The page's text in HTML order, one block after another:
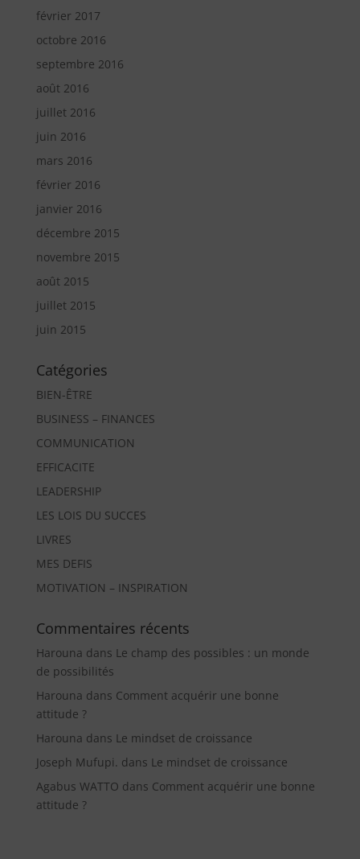
février 2017
octobre 2016
septembre 2016
août 2016
juillet 2016
juin 2016
mars 2016
février 2016
janvier 2016
décembre 2015
novembre 2015
août 2015
juillet 2015
juin 2015
Catégories
BIEN-ÊTRE
BUSINESS – FINANCES
COMMUNICATION
EFFICACITE
LEADERSHIP
LES LOIS DU SUCCES
LIVRES
MES DEFIS
MOTIVATION – INSPIRATION
Commentaires récents
Harouna dans Le champ des possibles : un monde
de possibilités
Harouna dans Comment acquérir une bonne
attitude ?
Harouna dans Le mindset de croissance
Joseph Mufupi. dans Le mindset de croissance
Agabus WATTO dans Comment acquérir une bonne
attitude ?